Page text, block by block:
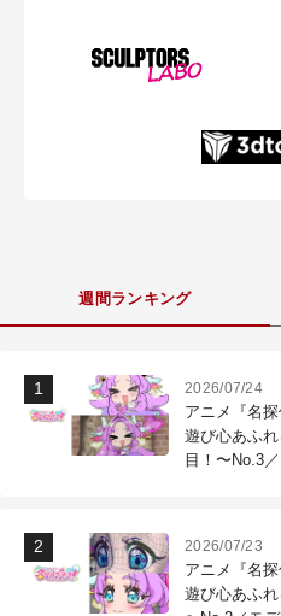
週間ランキング
2026/07/24
アニメ『名
遊び心あふ
目！〜No.3
2026/07/23
アニメ『名
遊び心あふ